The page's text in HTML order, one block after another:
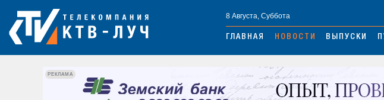
8 Августа, Суббота
ГЛАВНАЯ НОВОСТИ ВЫПУСКИ
РЕКЛАМА